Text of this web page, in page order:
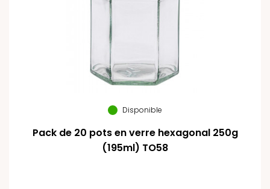
Disponible
Pack de 20 pots en verre hexagonal 250g
(195ml) TO58